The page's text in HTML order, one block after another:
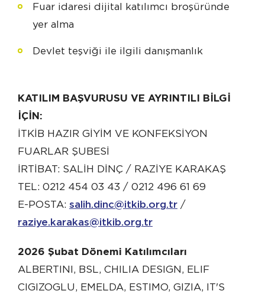
Fuar idaresi dijital katılımcı broşüründe
yer alma
Devlet teşviği ile ilgili danışmanlık
KATILIM BAŞVURUSU VE AYRINTILI BİLGİ
İÇİN:
İTKİB HAZIR GİYİM VE KONFEKSİYON
FUARLAR ŞUBESİ
İRTİBAT: SALİH DİNÇ / RAZİYE KARAKAŞ
TEL: 0212 454 03 43 / 0212 496 61 69
E-POSTA: salih.dinc@itkib.org.tr /
raziye.karakas@itkib.org.tr
2026 Şubat Dönemi Katılımcıları
ALBERTINI, BSL, CHILIA DESIGN, ELIF
CIGIZOGLU, EMELDA, ESTIMO, GIZIA, IT'S